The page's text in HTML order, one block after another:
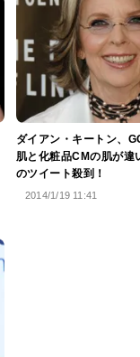
ダイアン・キートン、
肌と化粧品CMの肌が違
のツイート殺到！
2014/1/19 11:41